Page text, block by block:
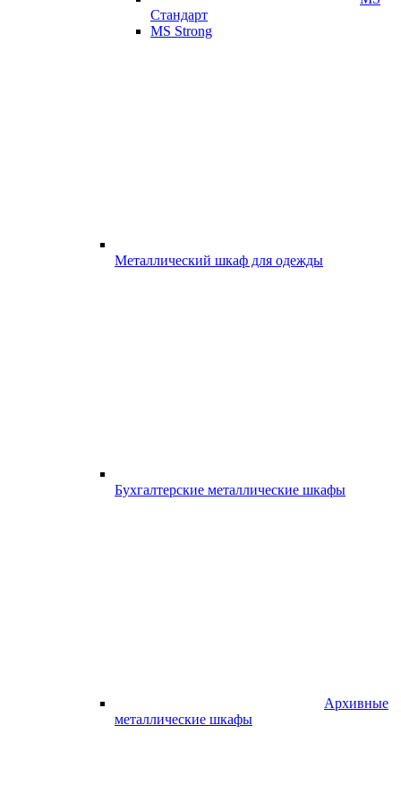
Стандарт
MS Strong
Металлический шкаф для одежды
Бухгалтерские металлические шкафы
Архивные
металлические шкафы